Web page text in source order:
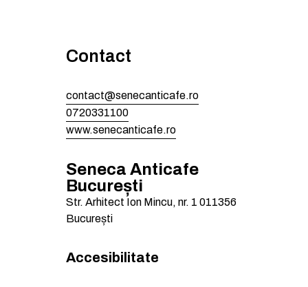
Contact
contact@senecanticafe.ro
0720331100
www.senecanticafe.ro
Seneca Anticafe
București
Str. Arhitect Ion Mincu, nr. 1 011356
București
Accesibilitate